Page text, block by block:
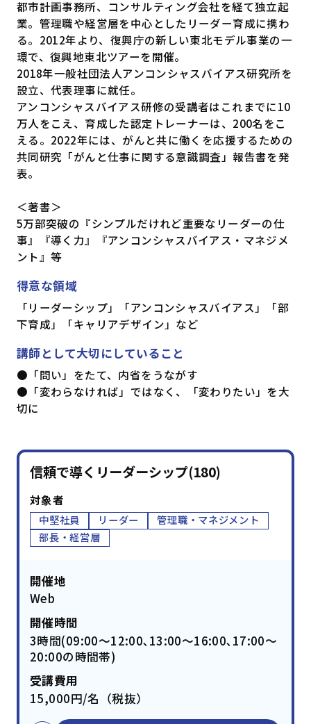
都市計画事務所、コンサルティング会社を経て独立起
業。管理職や経営層を中心としたリーダー育成に携わ
る。2012年より、復興庁の新しい東北モデル事業の一
環で、復興地東北ツアーを開催。
2018年一般社団法人アンコンシャスバイアス研究所を
設立、代表理事に就任。
アンコンシャスバイアス研修の受講者はこれまでに10
万人をこえ、育成した認定トレーナーは、200名をこ
える。2022年には、がんと共に働くを応援するための
共同研究「がんと仕事に関する意識調査」報告書を発
表。
＜著書＞
5万部突破の『シンプルだけれど重要なリーダーの仕
事』『導く力』『アンコンシャスバイアス・マネジメ
ント』等
得意な領域
「リーダーシップ」「アンコンシャスバイアス」「部
下育成」「キャリアデザイン」など
講師として大切にしていること
●「問い」をたて、内省をうながす
●「変わらなければ」ではなく、「変わりたい」を大
切に
信頼で導くリーダーシップ(180)
対象者
中堅社員 リーダー
管理職・マネジメント
部長・経営層
開催地
Web
開催時間
3時間(09:00～12:00､13:00～16:00､17:00～
20:00の時間帯)
受講費用
15,000円/名（税抜）